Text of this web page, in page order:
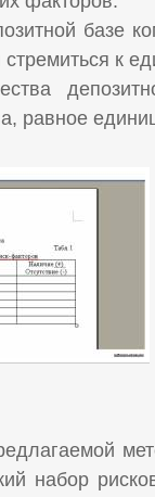
базе
к
равное
набор